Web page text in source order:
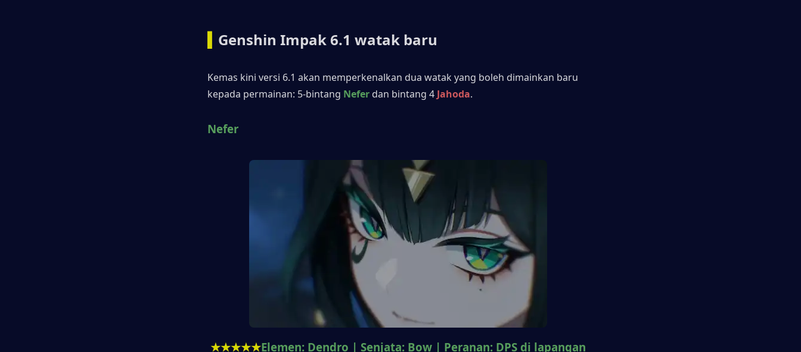
Genshin Impak 6.1 watak baru
Kemas kini versi 6.1 akan memperkenalkan dua watak yang boleh dimainkan baru
kepada permainan: 5-bintang Nefer dan bintang 4 Jahoda.
Nefer
★★★★★Elemen: Dendro | Senjata: Bow | Peranan: DPS di lapangan